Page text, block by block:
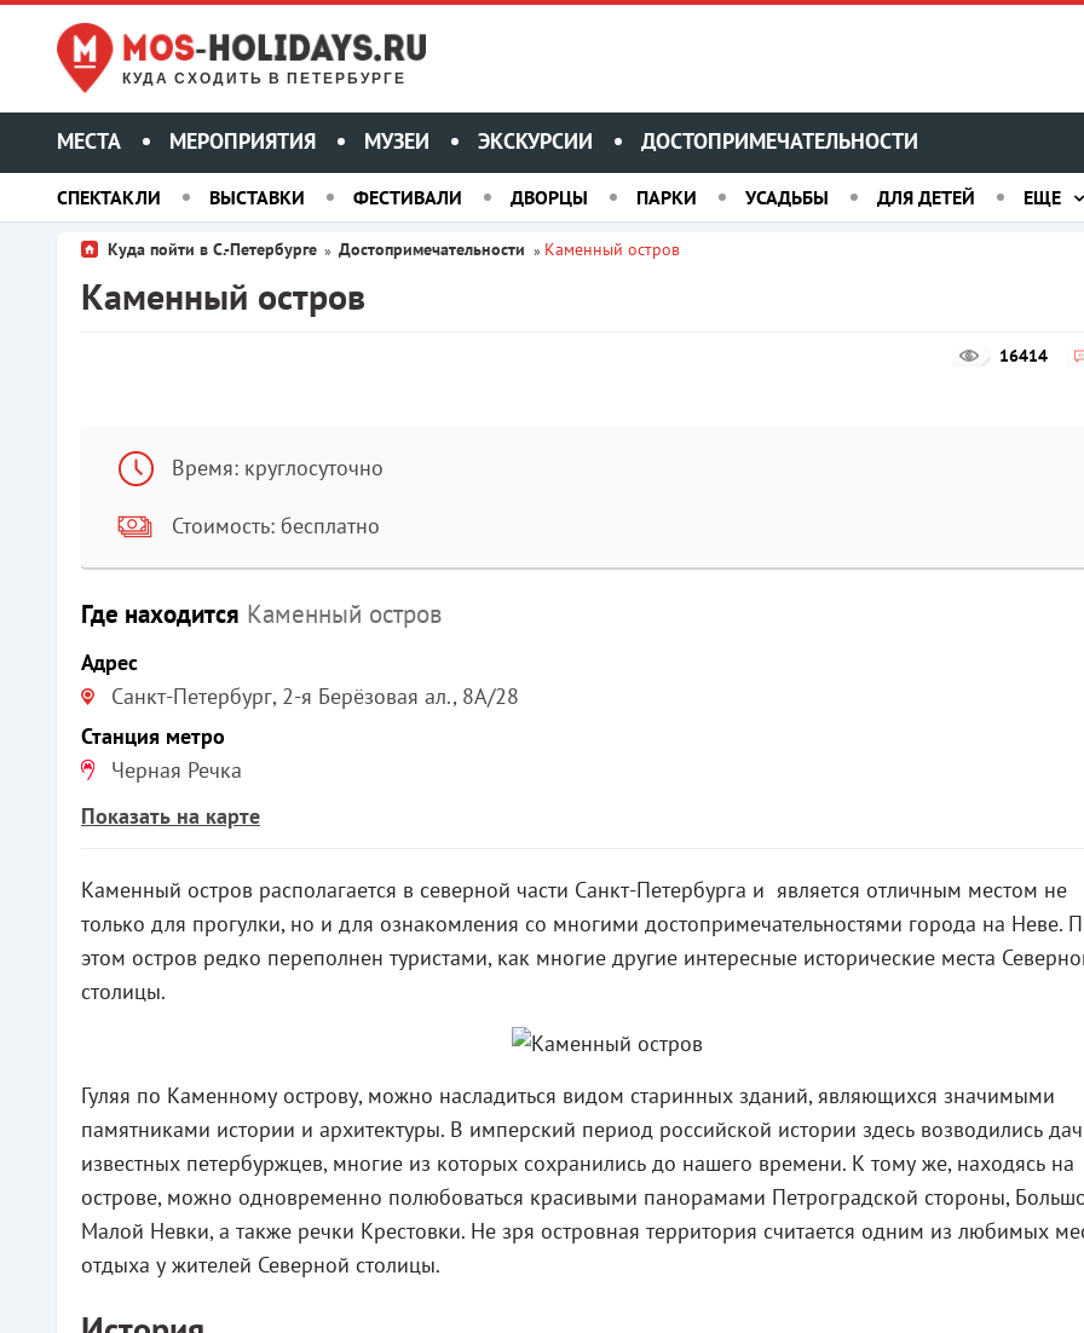
КУДА СХОДИТЬ В ПЕТЕРБУРГЕ
МЕСТА МЕРОПРИЯТИЯ МУЗЕИ ЭКСКУРСИИ ДОСТОПРИМЕЧАТЕЛЬНОСТИ
СПЕКТАКЛИ ВЫСТАВКИ ФЕСТИВАЛИ ДВОРЦЫ ПАРКИ УСАДЬБЫ ДЛЯ ДЕТЕЙ ЕЩЕ
Куда пойти в С.-Петербурге » Достопримечательности » Каменный остров
Каменный остров
16414
Время: круглосуточно
Стоимость: бесплатно
Где находится Каменный остров
Адрес
Санкт-Петербург, 2-я Берёзовая ал., 8А/28
Станция метро
Черная Речка
Показать на карте
Каменный остров располагается в северной части Санкт-Петербурга и является отличным местом не
только для прогулки, но и для ознакомления со многими достопримечательностями города на Неве.
этом остров редко переполнен туристами, как многие другие интересные исторические места
столицы.
Гуляя по Каменному острову, можно насладиться видом старинных зданий, являющихся значимыми
памятниками истории и архитектуры. В имперский период российской истории здесь возводились
известных петербуржцев, многие из которых сохранились до нашего времени. К тому же, находясь на
острове, можно одновременно полюбоваться красивыми панорамами Петроградской стороны,
Малой Невки, а также речки Крестовки. Не зря островная территория считается одним из любимых
отдыха у жителей Северной столицы.